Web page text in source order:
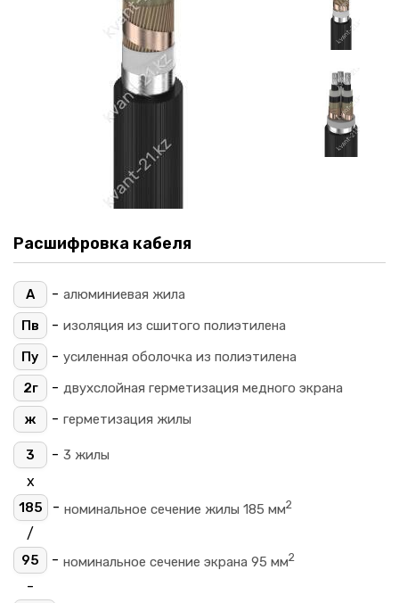
Расшифровка кабеля
А - алюминиевая жила
Пв
- изоляция из сшитого полиэтилена
Пу
- усиленная оболочка из полиэтилена
2г
- двухслойная герметизация медного экрана
ж
- герметизация жилы
3 - 3 жилы
х
185 - номинальное сечение жилы 185 мм2
/
95 - номинальное сечение экрана 95 мм2
-